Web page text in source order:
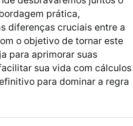
prática,
diferenças cruciais entre a
o objetivo de tornar este
para aprimorar suas
sua vida com cálculos
para dominar a regra